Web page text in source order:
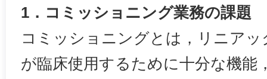
1．コミッショニング業務の課題
コミッショニングとは，リニア
が臨床使用するために十分な機能